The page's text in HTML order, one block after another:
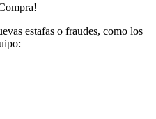
estafas o fraudes, como los